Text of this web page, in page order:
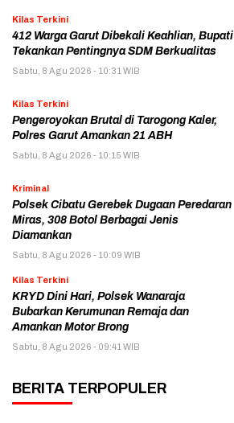
Kilas Terkini
412 Warga Garut Dibekali Keahlian, Bupati
Tekankan Pentingnya SDM Berkualitas
Sabtu, 8 Agu 2026 - 10:31 WIB
Kilas Terkini
Pengeroyokan Brutal di Tarogong Kaler,
Polres Garut Amankan 21 ABH
Sabtu, 8 Agu 2026 - 10:15 WIB
Kriminal
Polsek Cibatu Gerebek Dugaan Peredaran
Miras, 308 Botol Berbagai Jenis
Diamankan
Sabtu, 8 Agu 2026 - 10:09 WIB
Kilas Terkini
KRYD Dini Hari, Polsek Wanaraja
Bubarkan Kerumunan Remaja dan
Amankan Motor Brong
Sabtu, 8 Agu 2026 - 09:41 WIB
BERITA TERPOPULER